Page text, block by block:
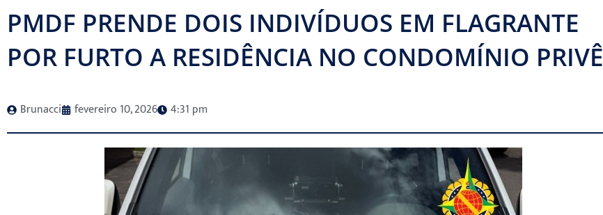
PMDF PRENDE DOIS INDIVÍDUOS EM FLAGRANTE
POR FURTO A RESIDÊNCIA NO CONDOMÍNIO PRIVÊ
Brunacci fevereiro 10, 2026 4:31 pm